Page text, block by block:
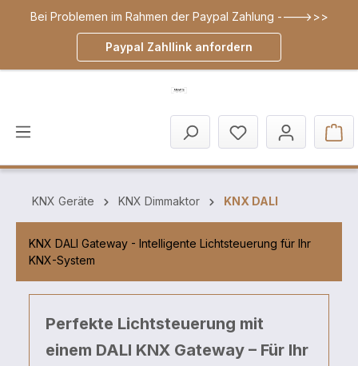
springen
Bei Problemen im Rahmen der Paypal Zahlung ---->>>
Paypal Zahllink anfordern
KNX Geräte KNX Dimmaktor KNX DALI
KNX DALI Gateway - Intelligente Lichtsteuerung für Ihr
KNX-System
Perfekte Lichtsteuerung mit
einem DALI KNX Gateway – Für Ihr